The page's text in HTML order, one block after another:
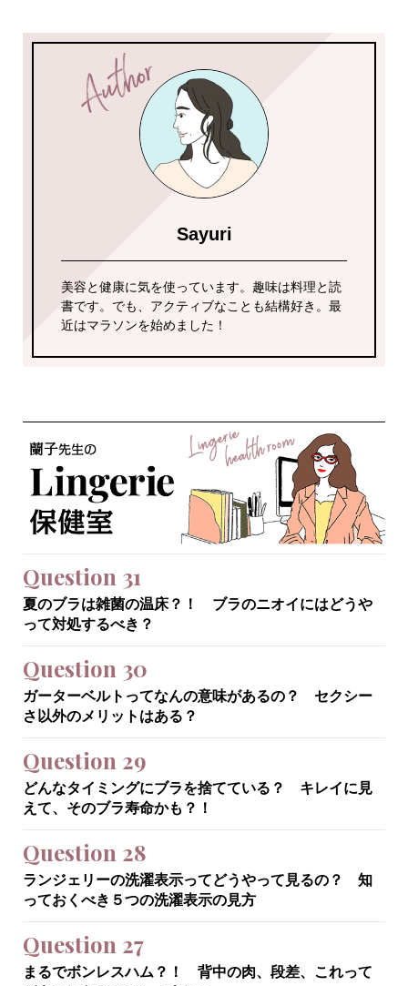
Sayuri
美容と健康に気を使っています。趣味は料理と読
書です。でも、アクティブなことも結構好き。最
近はマラソンを始めました！
Question 31
夏のブラは雑菌の温床？！ ブラのニオイにはどうや
って対処するべき？
Question 30
ガーターベルトってなんの意味があるの？ セクシー
さ以外のメリットはある？
Question 29
どんなタイミングにブラを捨てている？ キレイに見
えて、そのブラ寿命かも？！
Question 28
ランジェリーの洗濯表示ってどうやって見るの？ 知
っておくべき５つの洗濯表示の見方
Question 27
まるでボンレスハム？！ 背中の肉、段差、これって